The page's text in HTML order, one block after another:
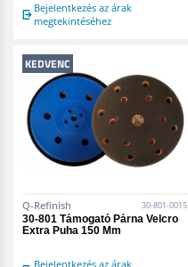
Bejelentkezés az árak
megtekintéséhez
KEDVENC
Q-Refinish 30-801-0015
30-801 Támogató Párna Velcro
Extra Puha 150 Mm
Bejelentkezés az árak